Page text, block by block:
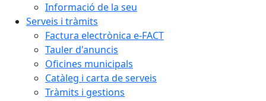
Informació de la seu
Serveis i tràmits
Factura electrònica e-FACT
Tauler d'anuncis
Oficines municipals
Catàleg i carta de serveis
Tràmits i gestions